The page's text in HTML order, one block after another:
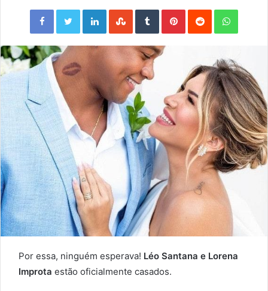
Facebook Twitter LinkedIn StumbleUpon Tumblr Pinterest Reddit
Por essa, ninguém esperava! Léo Santana e Lorena
Improta estão oficialmente casados.